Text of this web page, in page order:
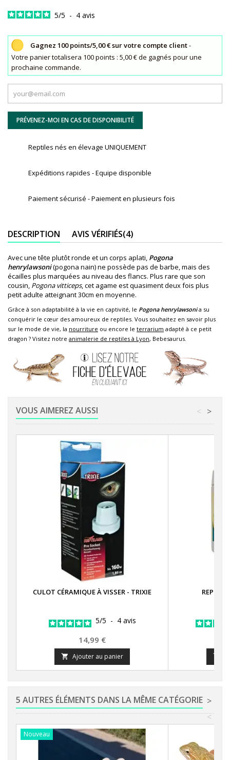
5/5 - 4 avis
Gagnez 100 points/5,00 € sur votre compte client-
Votre panier totalisera 100 points : 5,00 € de gagnés pour une
prochaine commande.
PRÉVENEZ-MOI EN CAS DE DISPONIBILITÉ
Reptiles nés en élevage UNIQUEMENT
Expéditions rapides - Equipe disponible
Paiement sécurisé - Paiement en plusieurs fois
DESCRIPTION AVIS VÉRIFIÉS(4)
Avec une tête plutôt ronde et un corps aplati, Pogona
henrylawsoni(pogona nain) ne possède pas de barbe, mais des
écailles plus marquées au niveau des flancs. Plus rare que son
cousin, Pogona vitticeps, cet agame est quasiment deux fois plus
petit adulte atteignant 30cm en moyenne.
Grâce à son adaptabilité à la vie en captivité, le Pogona henrylawsoni a su
conquérir le cœur des amoureux de reptiles. Vous souhaitez en savoir plus
sur le mode de vie, la nourriture ou encore le terrarium adapté à ce petit
dragon ? Visitez notre animalerie de reptiles à Lyon, Bebesaurus.
VOUS AIMEREZ AUSSI >
<
CULOT CÉRAMIQUE À VISSER - TRIXIE
5/5 - 4 avis
Prix
14,99 €
 Ajouter au panier
REPTI

5 AUTRES ÉLÉMENTS DANS LA MÊME CATÉGORIE >
<
Nouveau